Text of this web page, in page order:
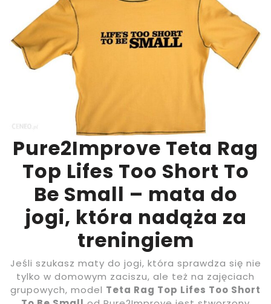
Pure2Improve Teta Rag
Top Lifes Too Short To
Be Small – mata do
jogi, która nadąża za
treningiem
Jeśli szukasz maty do jogi, która sprawdza się nie
tylko w domowym zaciszu, ale też na zajęciach
grupowych, model Teta Rag Top Lifes Too Short